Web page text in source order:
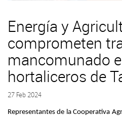
Energía y
comprometen
mancomunado
hortaliceros de
27 Feb 2024
Representantes de la Cooperativa